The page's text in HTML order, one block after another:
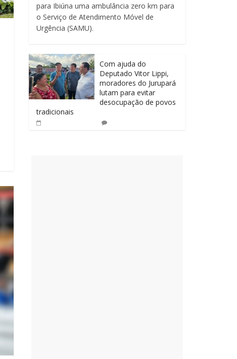
para Ibiúna uma ambulância zero km para
o Serviço de Atendimento Móvel de
Urgência (SAMU).
Com ajuda do
Deputado Vitor Lippi,
moradores do Jurupará
lutam para evitar
desocupação de povos
tradicionais